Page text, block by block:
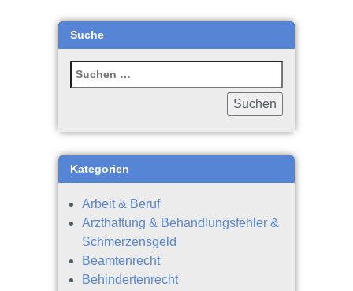
Suche
Kategorien
Arbeit & Beruf
Arzthaftung & Behandlungsfehler &
Schmerzensgeld
Beamtenrecht
Behindertenrecht